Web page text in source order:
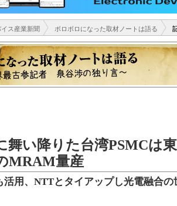
ス産業新聞 ボロボロになった取材ノートは語る
舞い降りた台湾PSMCは
MRAM量産
用、NTTとタイアップし光電融合の